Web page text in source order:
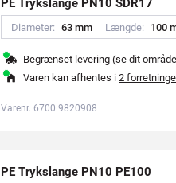
PE Trykslange PN10 SDR17
Diameter: 63 mm Længde: 100
Begrænset levering (se dit
Varen kan afhentes i 2
Varenr. 6700 9820908
PE Trykslange PN10 PE100